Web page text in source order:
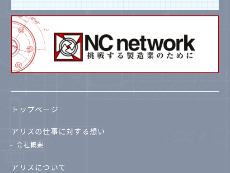
トップページ
アリスの仕事に対する想い
会社概要
アリスについて